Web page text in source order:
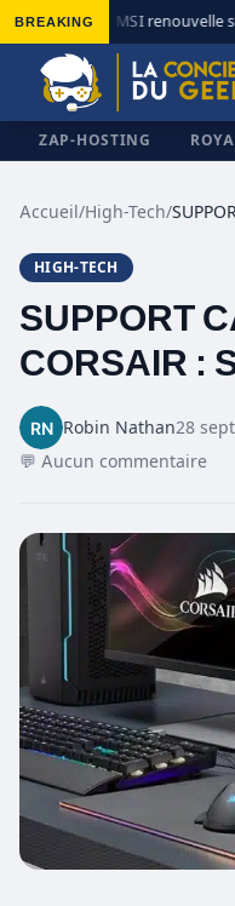
BREAKING◆ MSI renouvelle
ZAP-HOSTING
Accueil/High-Tech/
HIGH-TECH
SUPPORT
CORSAIR :
Robin Nathan28
💬 Aucun commentaire